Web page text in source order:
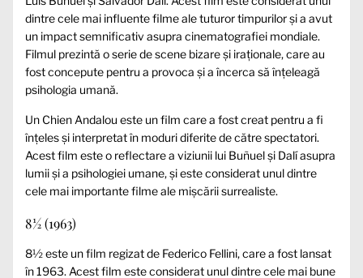
dintre cele mai influente filme ale tuturor timpurilor și a avut
un impact semnificativ asupra cinematografiei mondiale.
Filmul prezintă o serie de scene bizare și iraționale, care au
fost concepute pentru a provoca și a încerca să înțeleagă
psihologia umană.
Un Chien Andalou este un film care a fost creat pentru a fi
înțeles și interpretat în moduri diferite de către spectatori.
Acest film este o reflectare a viziunii lui Buñuel și Dalí asupra
lumii și a psihologiei umane, și este considerat unul dintre
cele mai importante filme ale mișcării surrealiste.
8½ (1963)
8½ este un film regizat de Federico Fellini, care a fost lansat
în 1963. Acest film este considerat unul dintre cele mai bune